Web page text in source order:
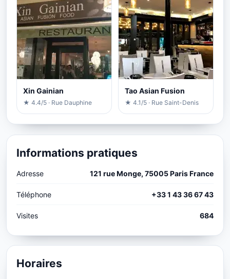
Xin Gainian
★ 4.4/5 · Rue Dauphine
Tao Asian Fusion
★ 4.1/5 · Rue Saint-Denis
Informations pratiques
Adresse 121 rue Monge, 75005 Paris France
Téléphone +33 1 43 36 67 43
Visites 684
Horaires